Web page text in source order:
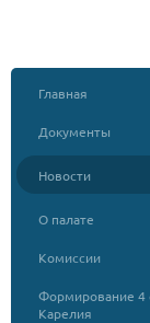
Главная
Документы
Новости
О палате
Комиссии
Формирование 4
Карелия